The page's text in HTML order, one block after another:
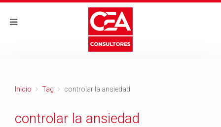
Inicio Tag controlar la ansiedad
controlar la ansiedad